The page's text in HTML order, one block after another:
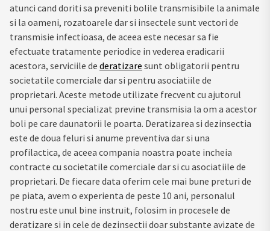
atunci cand doriti sa preveniti bolile transmisibile la animale
si la oameni, rozatoarele dar si insectele sunt vectori de
transmisie infectioasa, de aceea este necesar sa fie
efectuate tratamente periodice in vederea eradicarii
acestora, serviciile de deratizare sunt obligatorii pentru
societatile comerciale dar si pentru asociatiile de
proprietari. Aceste metode utilizate frecvent cu ajutorul
unui personal specializat previne transmisia la om a acestor
boli pe care daunatorii le poarta. Deratizarea si dezinsectia
este de doua feluri si anume preventiva dar si una
profilactica, de aceea compania noastra poate incheia
contracte cu societatile comerciale dar si cu asociatiile de
proprietari. De fiecare data oferim cele mai bune preturi de
pe piata, avem o experienta de peste 10 ani, personalul
nostru este unul bine instruit, folosim in procesele de
deratizare si in cele de dezinsectii doar substante avizate de